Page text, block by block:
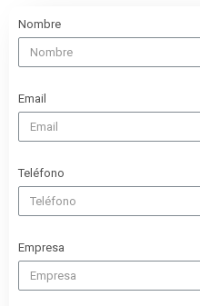
Nombre
Email
Teléfono
Empresa